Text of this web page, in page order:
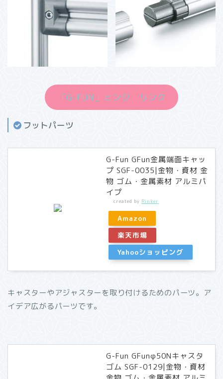
「G-FUN」ヒンジ リンク
フットパーツ
G-Fun GFun金属端面キャッ
プ SGF-0035|金物・資材 金
物 ゴム・金属素材 アルミパ
イプ
created by Rinker
Amazon
楽天市場
Yahooショッピング
キャスターやアジャスターを取り付けるためのパーツ。ア
イデア広がるパーツです。
G-Fun GFunφ50Nキャスタ
ゴム SGF-0129|金物・資材